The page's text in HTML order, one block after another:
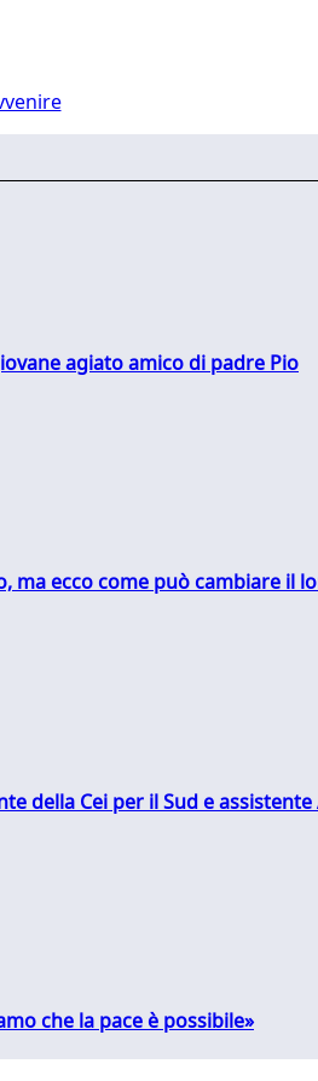
agiato amico di padre Pio
ma ecco come può cambiare il
della Cei per il Sud e assistente
che la pace è possibile»